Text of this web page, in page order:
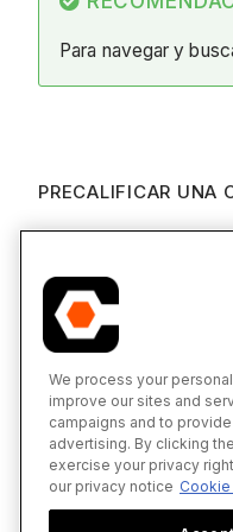
Para navegar y
PRECALIFICAR UNA
We process your
improve our sites and
campaigns and to
advertising. By clicking
exercise your privacy
our privacy notice